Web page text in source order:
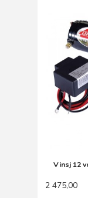
Vinsj 12
2 475,00